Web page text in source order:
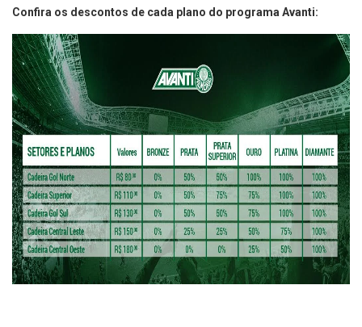
Confira os descontos de cada plano do programa Avanti: